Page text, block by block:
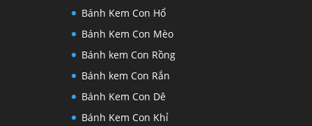
Bánh Kem Con Hổ
Bánh Kem Con Mèo
Bánh kem Con Rồng
Bánh kem Con Rắn
Bánh Kem Con Dê
Bánh Kem Con Khỉ